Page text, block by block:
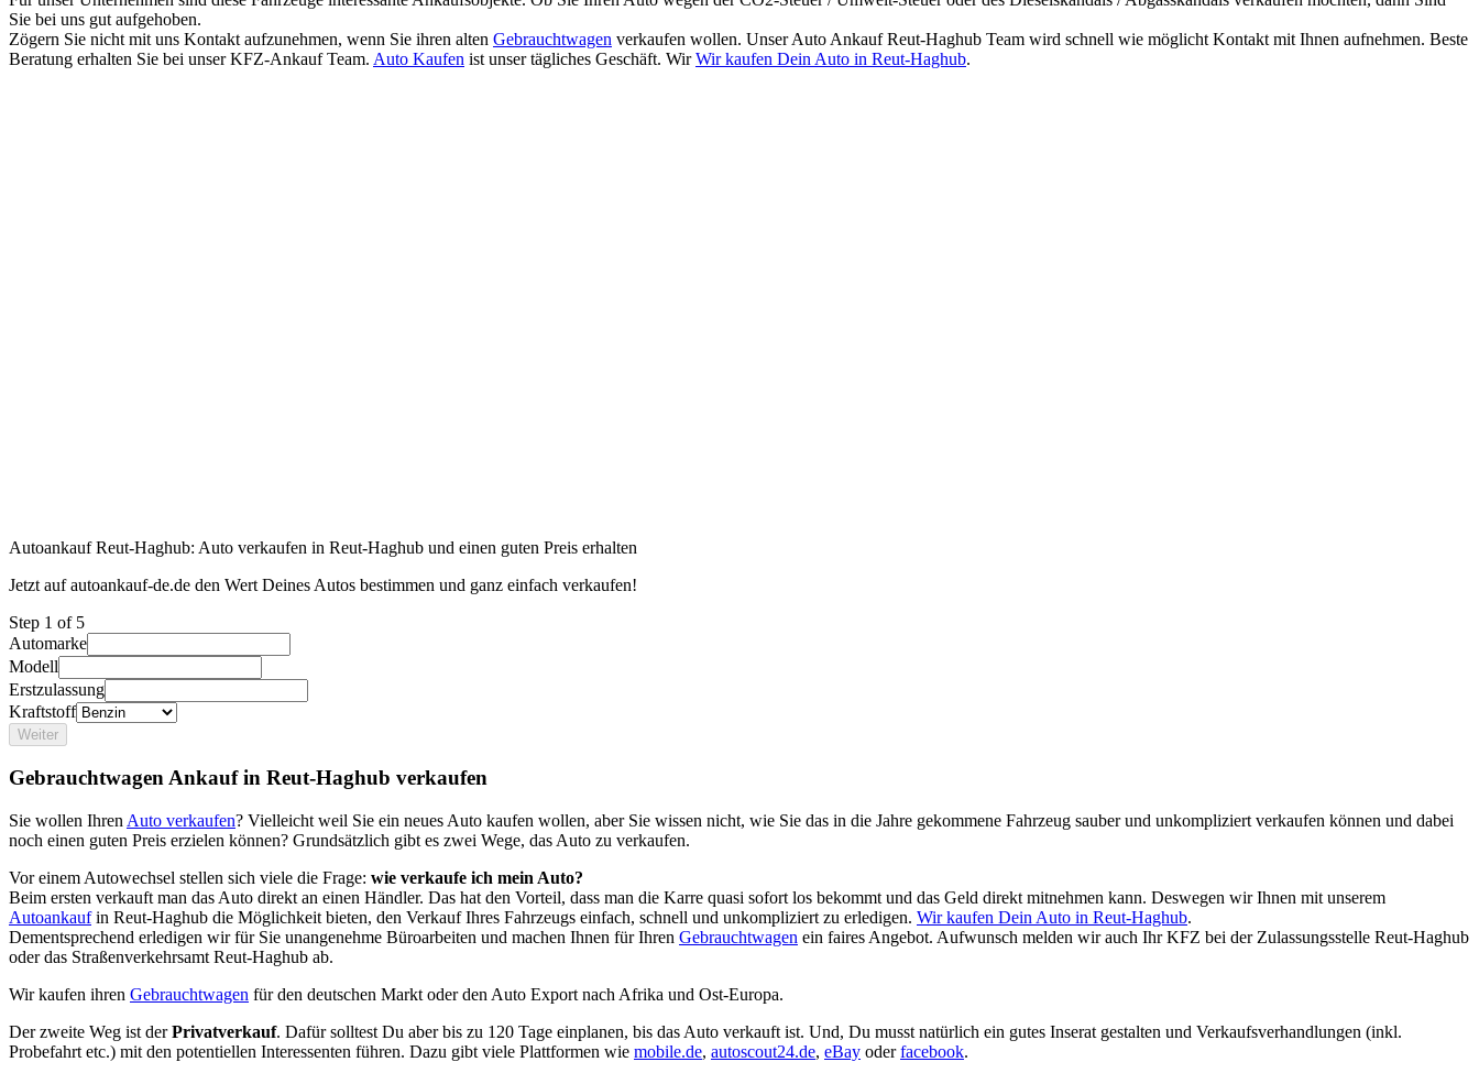
Sie bei uns gut aufgehoben.
Zögern Sie nicht mit uns Kontakt aufzunehmen, wenn Sie ihren alten Gebrauchtwagen verkaufen wollen. Unser Auto Ankauf Reut-Haghub Team wird schnell wie möglicht Kontakt mit Ihnen aufnehmen. Beste
Beratung erhalten Sie bei unser KFZ-Ankauf Team. Auto Kaufen ist unser tägliches Geschäft. WirWir kaufen Dein Auto in Reut-Haghub.
Autoankauf Reut-Haghub: Auto verkaufen in Reut-Haghub und einen guten Preis erhalten
Jetzt auf autoankauf-de.de den Wert Deines Autos bestimmen und ganz einfach verkaufen!
Step 1 of 5
Automarke
Modell
Erstzulassung
Kraftstoff
Weiter
Gebrauchtwagen Ankauf in Reut-Haghub verkaufen
Sie wollen Ihren Auto verkaufen? Vielleicht weil Sie ein neues Auto kaufen wollen, aber Sie wissen nicht, wie Sie das in die Jahre gekommene Fahrzeug sauber und unkompliziert verkaufen können und dabei
noch einen guten Preis erzielen können? Grundsätzlich gibt es zwei Wege, das Auto zu verkaufen.
Vor einem Autowechsel stellen sich viele die Frage: wie verkaufe ich mein Auto?
Beim ersten verkauft man das Auto direkt an einen Händler. Das hat den Vorteil, dass man die Karre quasi sofort los bekommt und das Geld direkt mitnehmen kann. Deswegen wir Ihnen mit unserem
Autoankaufin Reut-Haghub die Möglichkeit bieten, den Verkauf Ihres Fahrzeugs einfach, schnell und unkompliziert zu erledigen. Wir kaufen Dein Auto in Reut-Haghub.
Dementsprechend erledigen wir für Sie unangenehme Büroarbeiten und machen Ihnen für Ihren Gebrauchtwagen ein faires Angebot. Aufwunsch melden wir auch Ihr KFZ bei der Zulassungsstelle Reut-Haghub
oder das Straßenverkehrsamt Reut-Haghub ab.
Wir kaufen ihren Gebrauchtwagen für den deutschen Markt oder den Auto Export nach Afrika und Ost-Europa.
Der zweite Weg ist derPrivatverkauf. Dafür solltest Du aber bis zu 120 Tage einplanen, bis das Auto verkauft ist. Und, Du musst natürlich ein gutes Inserat gestalten und Verkaufsverhandlungen (inkl.
Probefahrt etc.) mit den potentiellen Interessenten führen. Dazu gibt viele Plattformen wie mobile.de, autoscout24.de, eBay oderfacebook.